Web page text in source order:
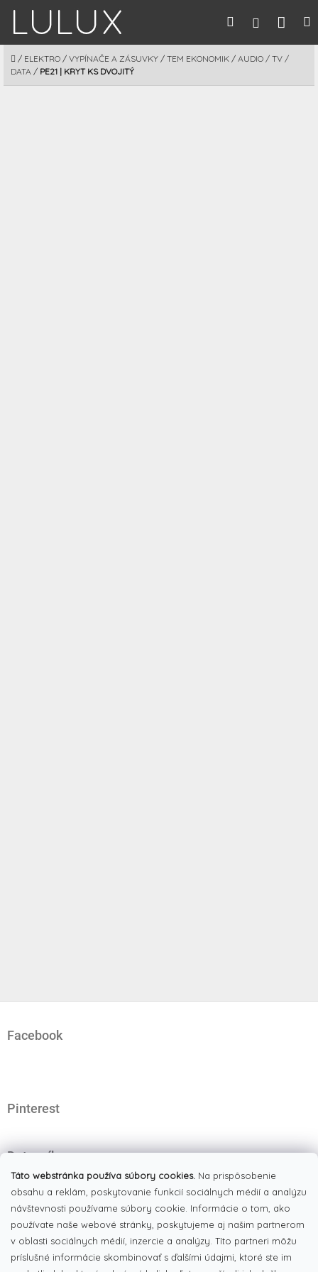
Táto webstránka používa súbory cookies. Na prispôsobenie
obsahu a reklám, poskytovanie funkcií sociálnych médií a analýzu
návštevnosti používame súbory cookie. Informácie o tom, ako
používate naše webové stránky, poskytujeme aj našim partnerom
v oblasti sociálnych médií, inzercie a analýzy. Títo partneri môžu
príslušné informácie skombinovať s ďalšími údajmi, ktoré ste im
obsah
Hľadať
DOMOV
/ ELEKTRO / VYPÍNAČE A ZÁSUVKY / TEM EKONOMIK / AUDIO / TV /
DATA / PE21 | KRYT KS DVOJITÝ
Facebook
Pinterest
Dotazník
Čo najviac oceňujete na našom eshope?
Originálne produkty
Široký výber tovaru
Dobré ceny